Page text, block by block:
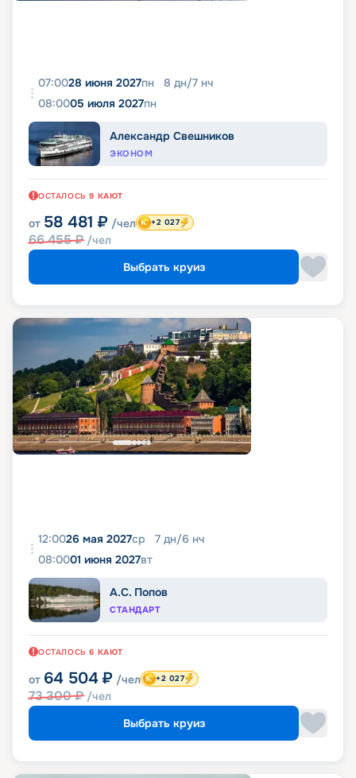
07:0028 июня 2027пн 8 дн/7 нч
08:0005 июля 2027пн
Александр Свешников
ЭКОНОМ
ОСТАЛОСЬ 9 КАЮТ
от 58 481 ₽ /чел
66 455₽ /чел
+2 027
Выбрать круиз
12:0026 мая 2027ср 7 дн/6 нч
08:0001 июня 2027вт
А.С. Попов
СТАНДАРТ
ОСТАЛОСЬ 6 КАЮТ
от 64 504 ₽ /чел
73 300₽ /чел
+2 027
Выбрать круиз